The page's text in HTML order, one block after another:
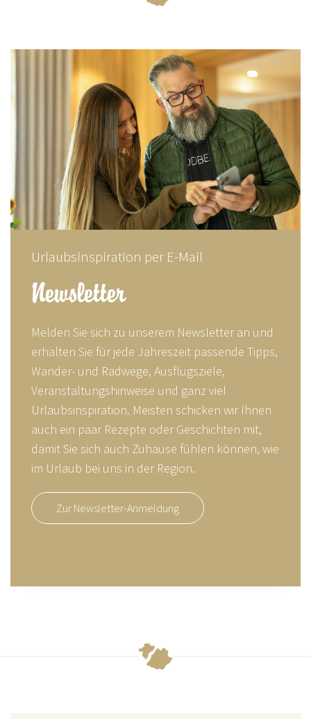
Newsletter
Urlaubsinspiration per E-Mail
Melden Sie sich zu unserem Newsletter an und
erhalten Sie für jede Jahreszeit passende Tipps,
Wander- und Radwege, Ausflugsziele,
Veranstaltungshinweise und ganz viel
Urlaubsinspiration. Meisten schicken wir Ihnen
auch ein paar Rezepte oder Geschichten mit,
damit Sie sich auch Zuhause fühlen können, wie
im Urlaub bei uns in der Region.
Zur Newsletter-Anmeldung